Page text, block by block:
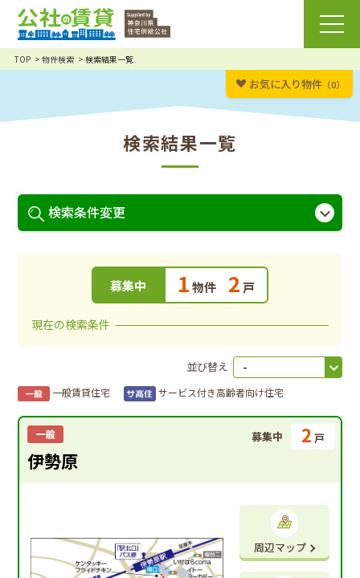
TOP 物件検索 検索結果一覧
お気に入り物件 （0）
検索結果一覧
募集中 1物件 2 戸
並び替え
現在の検索条件
一般賃貸住宅 サービス付き高齢者向け住宅
伊勢原
募集中 2 戸
周辺マップ
検索条件変更